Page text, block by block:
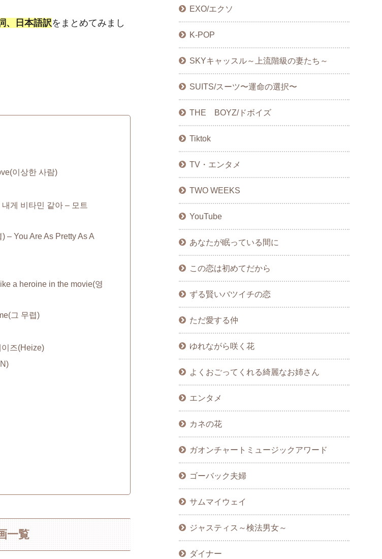
、日本語訳をまとめてみまし
이상한 사람)
게 비타민 같아 – 모트
– You Are As Pretty As A
a heroine in the movie(영
그 무렵)
즈(Heize)
一覧
EXO/エクソ
K-POP
SKYキャッスル～上流階級の妻たち～
SUITS/スーツ〜運命の選択〜
THE BOYZ/ドボイズ
Tiktok
TV・エンタメ
TWO WEEKS
YouTube
あなたが眠っている間に
この恋は初めてだから
ずる賢いバツイチの恋
ただ愛する仲
ゆれながら咲く花
よくおごってくれる綺麗なお姉さん
エンタメ
カネの花
ガオンチャートミュージックアワード
ゴーバック夫婦
サムマイウェイ
ジャスティス～検法男女～
ダイナー